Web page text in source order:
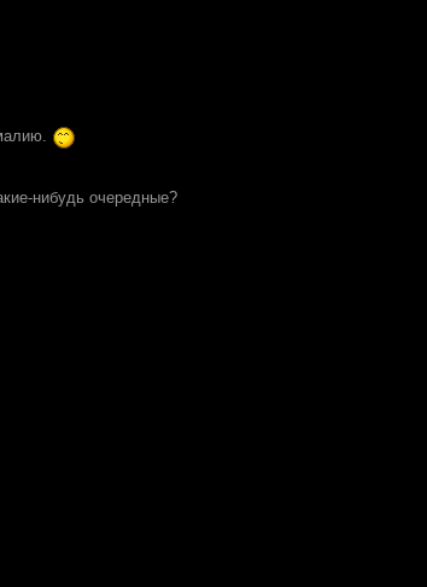
нибудь очередные?